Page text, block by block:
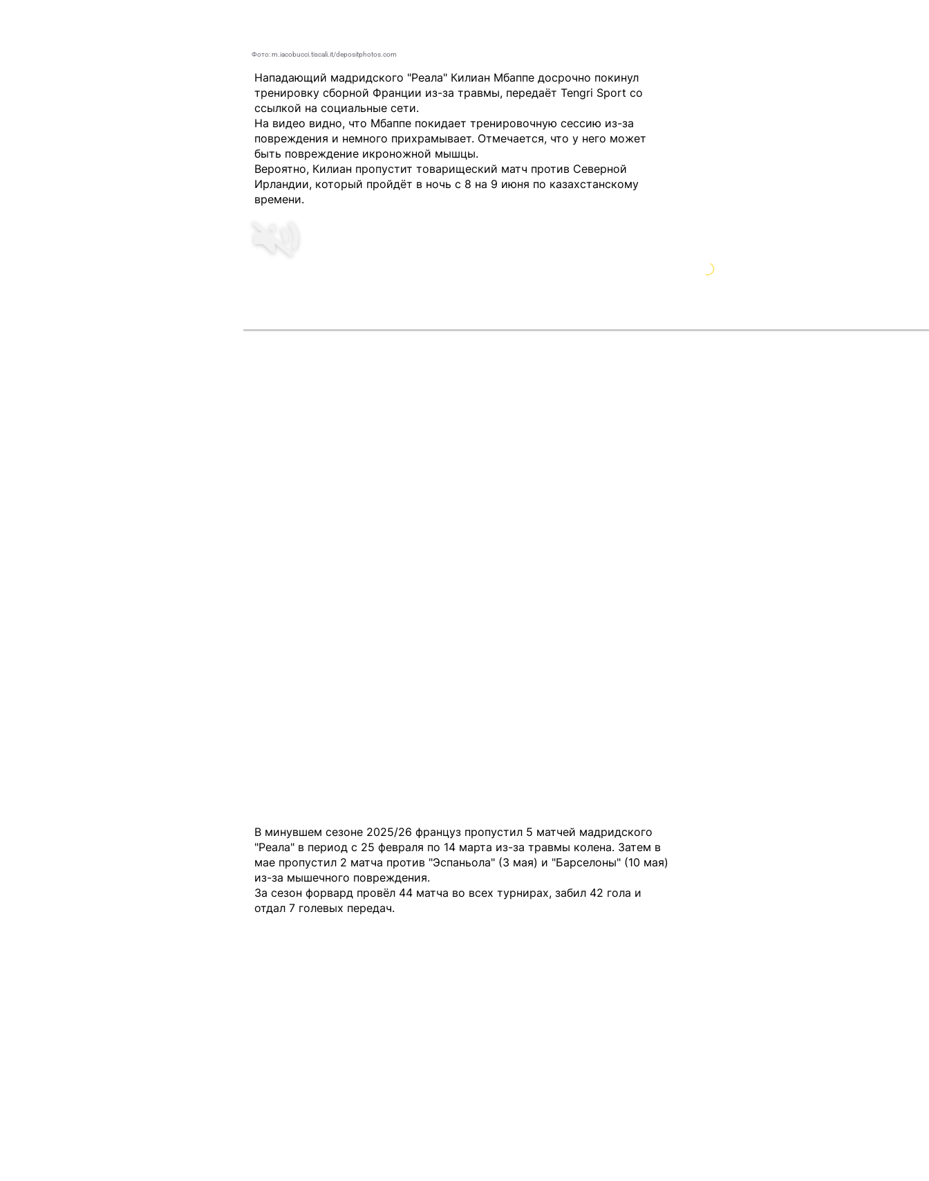
Фото: m.iacobucci.tiscali.it/depositphotos.com
Нападающий мадридского "Реала" Килиан Мбаппе досрочно покинул
тренировку сборной Франции из-за травмы, передаёт Tengri Sport со
ссылкой на социальные сети.
На видео видно, что Мбаппе покидает тренировочную сессию из-за
повреждения и немного прихрамывает. Отмечается, что у него может
быть повреждение икроножной мышцы.
Вероятно, Килиан пропустит товарищеский матч против Северной
Ирландии, который пройдёт в ночь с 8 на 9 июня по казахстанскому
времени.
В минувшем сезоне 2025/26 француз пропустил 5 матчей мадридского
"Реала" в период с 25 февраля по 14 марта из-за травмы колена. Затем в
мае пропустил 2 матча против "Эспаньола" (3 мая) и "Барселоны" (10 мая)
из-за мышечного повреждения.
За сезон форвард провёл 44 матча во всех турнирах, забил 42 гола и
отдал 7 голевых передач.